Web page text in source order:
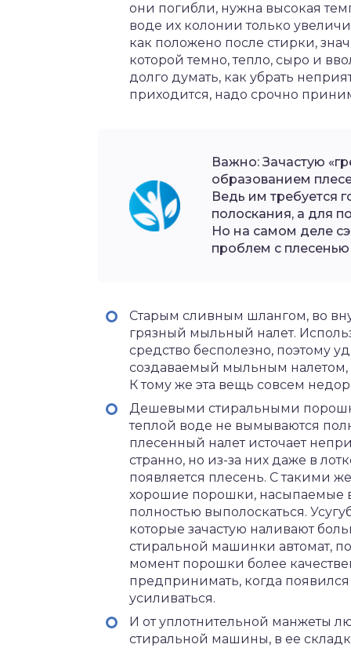
они погибли, нужна высокая
воде их колонии только
как положено после стирки,
которой темно, тепло, сыро и
долго думать, как убрать
приходится, надо срочно
Важно: Зачастую
образованием
Ведь им требуется
полоскания, а для
Но на самом деле
проблем с
Старым сливным шлангом, во
грязный мыльный налет.
средство бесполезно, поэтому
создаваемый мыльным налетом,
К тому же эта вещь совсем
Дешевыми стиральными
теплой воде не вымываются
плесенный налет источает
странно, но из-за них даже в
появляется плесень. С такими
хорошие порошки, насыпаемые в
полностью выполоскаться.
которые зачастую наливают
стиральной машинки автомат,
момент порошки более
предпринимать, когда появился
усиливаться.
И от уплотнительной манжеты
стиральной машины, в ее